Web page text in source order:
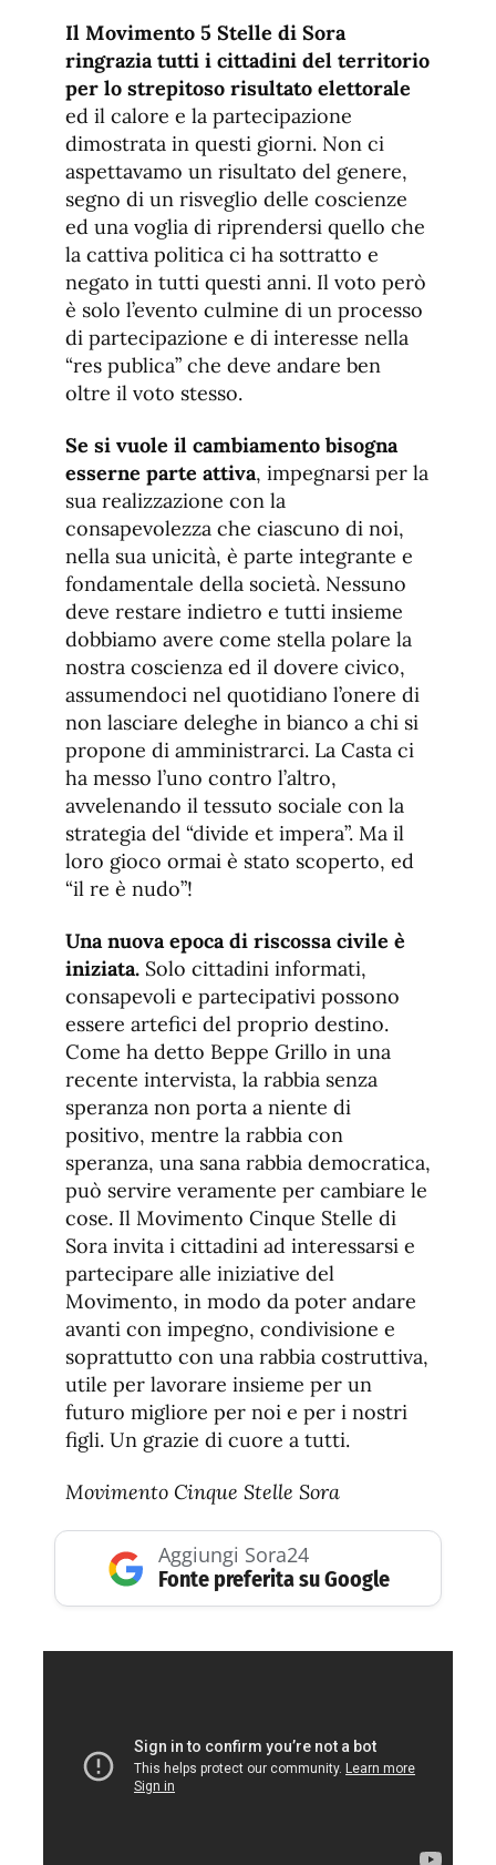
fuente.
Il Movimento 5 Stelle di Sora
ringrazia tutti i cittadini del territorio
per lo strepitoso risultato elettorale
ed il calore e la partecipazione
dimostrata in questi giorni. Non ci
aspettavamo un risultato del genere,
segno di un risveglio delle coscienze
ed una voglia di riprendersi quello che
la cattiva politica ci ha sottratto e
negato in tutti questi anni. Il voto però
è solo l’evento culmine di un processo
di partecipazione e di interesse nella
“res publica” che deve andare ben
oltre il voto stesso.
Se si vuole il cambiamento bisogna
esserne parte attiva, impegnarsi per la
sua realizzazione con la
consapevolezza che ciascuno di noi,
nella sua unicità, è parte integrante e
fondamentale della società. Nessuno
deve restare indietro e tutti insieme
dobbiamo avere come stella polare la
nostra coscienza ed il dovere civico,
assumendoci nel quotidiano l’onere di
non lasciare deleghe in bianco a chi si
propone di amministrarci. La Casta ci
ha messo l’uno contro l’altro,
avvelenando il tessuto sociale con la
strategia del “divide et impera”. Ma il
loro gioco ormai è stato scoperto, ed
“il re è nudo”!
Una nuova epoca di riscossa civile è
iniziata. Solo cittadini informati,
consapevoli e partecipativi possono
essere artefici del proprio destino.
Come ha detto Beppe Grillo in una
recente intervista, la rabbia senza
speranza non porta a niente di
positivo, mentre la rabbia con
speranza, una sana rabbia democratica,
può servire veramente per cambiare le
cose. Il Movimento Cinque Stelle di
Sora invita i cittadini ad interessarsi e
partecipare alle iniziative del
Movimento, in modo da poter andare
avanti con impegno, condivisione e
soprattutto con una rabbia costruttiva,
utile per lavorare insieme per un
futuro migliore per noi e per i nostri
figli. Un grazie di cuore a tutti.
Movimento Cinque Stelle Sora
Aggiungi Sora24
Fonte preferita su Google